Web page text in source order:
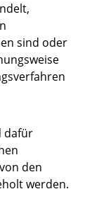
sind oder
dafür
den
werden.